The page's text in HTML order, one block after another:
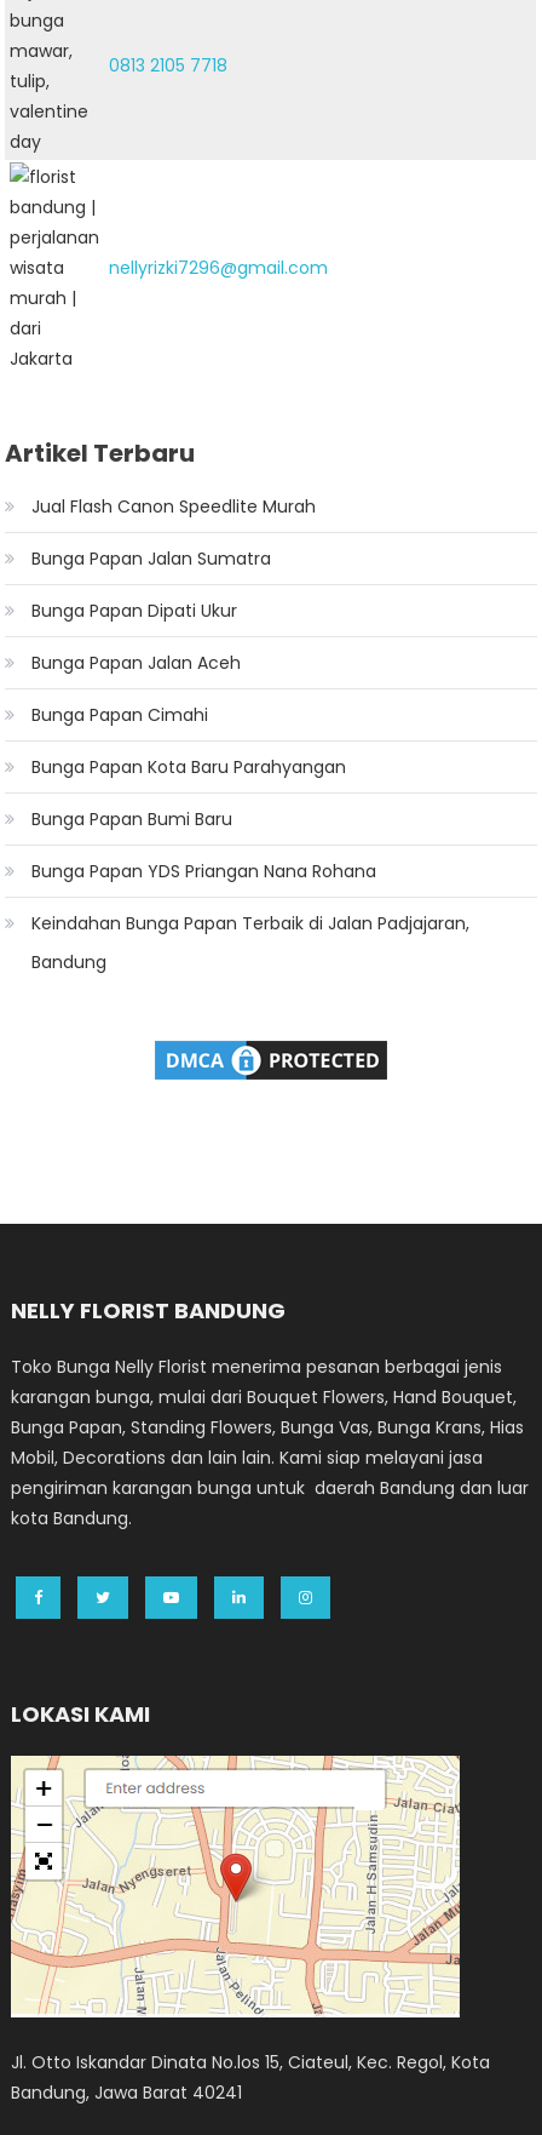
0813 2105 7718
nellyrizki7296@gmail.com
Artikel Terbaru
Jual Flash Canon Speedlite Murah
Bunga Papan Jalan Sumatra
Bunga Papan Dipati Ukur
Bunga Papan Jalan Aceh
Bunga Papan Cimahi
Bunga Papan Kota Baru Parahyangan
Bunga Papan Bumi Baru
Bunga Papan YDS Priangan Nana Rohana
Keindahan Bunga Papan Terbaik di Jalan Padjajaran,
Bandung
NELLY FLORIST BANDUNG
Toko Bunga Nelly Florist menerima pesanan berbagai jenis
karangan bunga, mulai dari Bouquet Flowers, Hand Bouquet,
Bunga Papan, Standing Flowers, Bunga Vas, Bunga Krans, Hias
Mobil, Decorations dan lain lain. Kami siap melayani jasa
pengiriman karangan bunga untuk daerah Bandung dan luar
kota Bandung.
LOKASI KAMI
Jl. Otto Iskandar Dinata No.los 15, Ciateul, Kec. Regol, Kota
Bandung, Jawa Barat 40241